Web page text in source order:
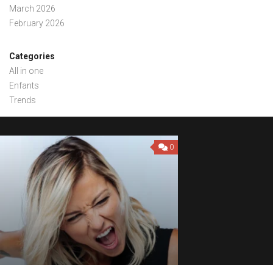
March 2026
February 2026
Categories
All in one
Enfants
Trends
0